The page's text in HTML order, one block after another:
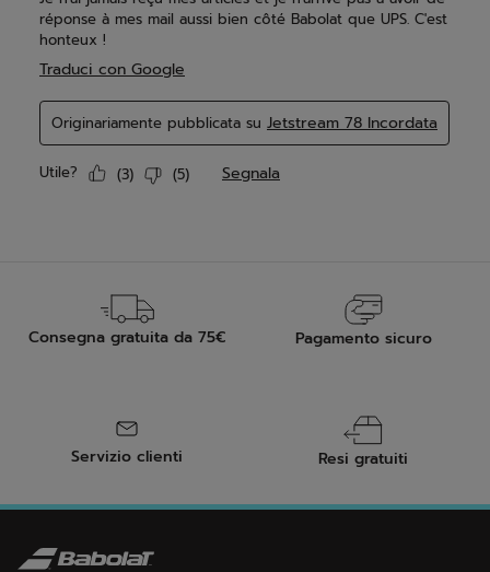
Consegna gratuita da 75€ Pagamento sicuro
Servizio clienti Resi gratuiti